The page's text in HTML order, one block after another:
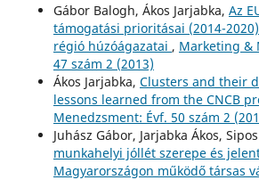
Gábor Balogh, Ákos Jarjabka, Az
támogatási prioritásai (2014-
régió húzóágazatai , Marketing &
47 szám 2 (2013)
Ákos Jarjabka, Clusters and their
lessons learned from the CNCB
Menedzsment: Évf. 50 szám 2
Juhász Gábor, Jarjabka Ákos,
munkahelyi jóllét szerepe és
Magyarországon működő társas